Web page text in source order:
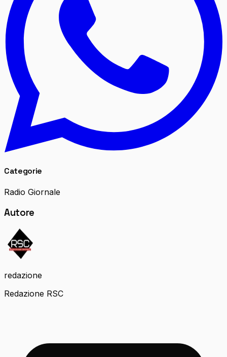
Categorie
Radio Giornale
Autore
redazione
Redazione RSC